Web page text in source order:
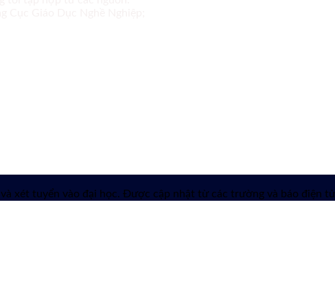
và xét tuyển vào đại học. Được cập nhật từ các trường và báo điện